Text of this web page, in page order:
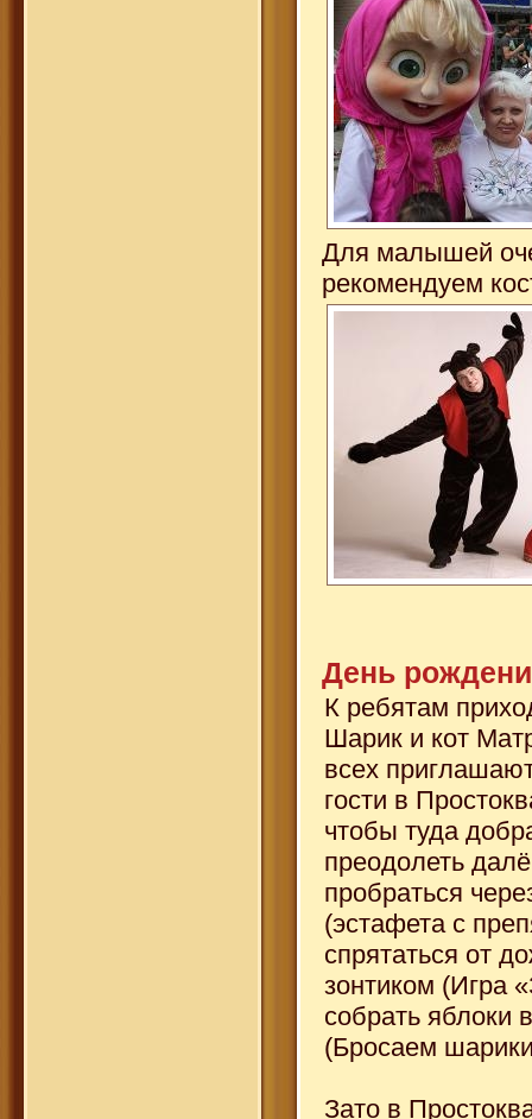
Для малышей
рекомендуем
День
К ребятам
Шарик и кот
всех
гости в
чтобы туда
преодолеть
пробраться
(эстафета с
спрятаться от
зонтиком (Игра
собрать яблоки
(Бросаем
Зато в